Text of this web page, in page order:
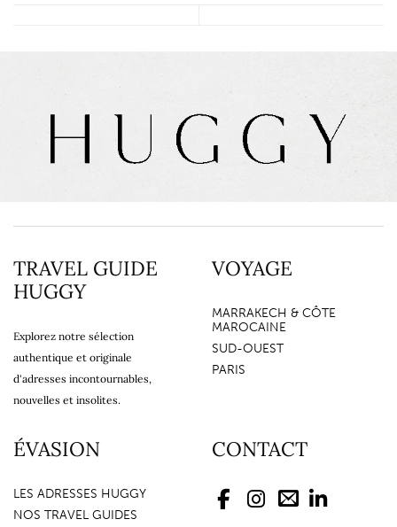
TRAVEL GUIDE
HUGGY
Explorez notre sélection
authentique et originale
d'adresses incontournables,
nouvelles et insolites.
VOYAGE
MARRAKECH & CÔTE
MAROCAINE
SUD-OUEST
PARIS
ÉVASION
LES ADRESSES HUGGY
NOS TRAVEL GUIDES
CONTACT